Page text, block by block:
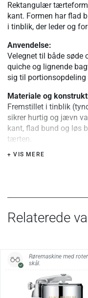
Rektangulær
kant. Formen har flad
i tinblik, der leder og
Anvendelse:
Velegnet til både søde
quiche og lignende
sig til portionsopdeling
Materiale og
Fremstillet i tinblik
sikrer hurtig og jævn
kant, flad bund og løs
tærten.
Brug i ovn:
Særlige fordele eller
udtagning og
30 × 21 cm
Specifikationer:
+ VIS MERE
Relaterede
Røremaskine med
skål.